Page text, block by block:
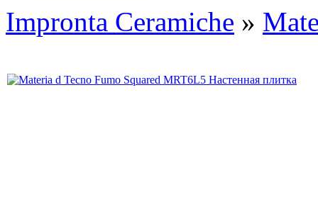
Impronta Ceramiche »